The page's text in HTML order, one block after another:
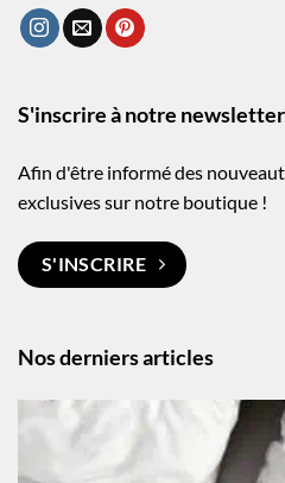
Nos derniers articles
S'inscrire à notre newsletter
Afin d'être informé des
exclusives sur notre boutique !
S'INSCRIRE